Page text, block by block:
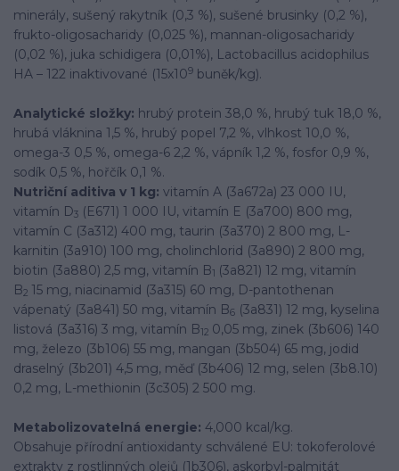
minerály, sušený rakytník (0,3 %), sušené brusinky (0,2 %),
frukto-oligosacharidy (0,025 %), mannan-oligosacharidy
(0,02 %), juka schidigera (0,01%), Lactobacillus acidophilus
HA – 122 inaktivované (15x109 buněk/kg).
Analytické složky: hrubý protein 38,0 %, hrubý tuk 18,0 %,
hrubá vláknina 1,5 %, hrubý popel 7,2 %, vlhkost 10,0 %,
omega-3 0,5 %, omega-6 2,2 %, vápník 1,2 %, fosfor 0,9 %,
sodík 0,5 %, hořčík 0,1 %.
Nutriční aditiva v 1 kg: vitamín A (3a672a) 23 000 IU,
vitamín D3 (E671) 1 000 IU, vitamín E (3a700) 800 mg,
vitamín C (3a312) 400 mg, taurin (3a370) 2 800 mg, L-
karnitin (3a910) 100 mg, cholinchlorid (3a890) 2 800 mg,
biotin (3a880) 2,5 mg, vitamín B1 (3a821) 12 mg, vitamín
B2 15 mg, niacinamid (3a315) 60 mg, D-pantothenan
vápenatý (3a841) 50 mg, vitamín B6 (3a831) 12 mg, kyselina
listová (3a316) 3 mg, vitamín B12 0,05 mg, zinek (3b606) 140
mg, železo (3b106) 55 mg, mangan (3b504) 65 mg, jodid
draselný (3b201) 4,5 mg, měď (3b406) 12 mg, selen (3b8.10)
0,2 mg, L-methionin (3c305) 2 500 mg.
Metabolizovatelná energie: 4,000 kcal/kg.
Obsahuje přírodní antioxidanty schválené EU: tokoferolové
extrakty z rostlinných olejů (1b306), askorbyl-palmitát